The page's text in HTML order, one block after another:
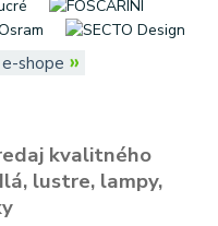
shope »
kvalitného
lustre, lampy,